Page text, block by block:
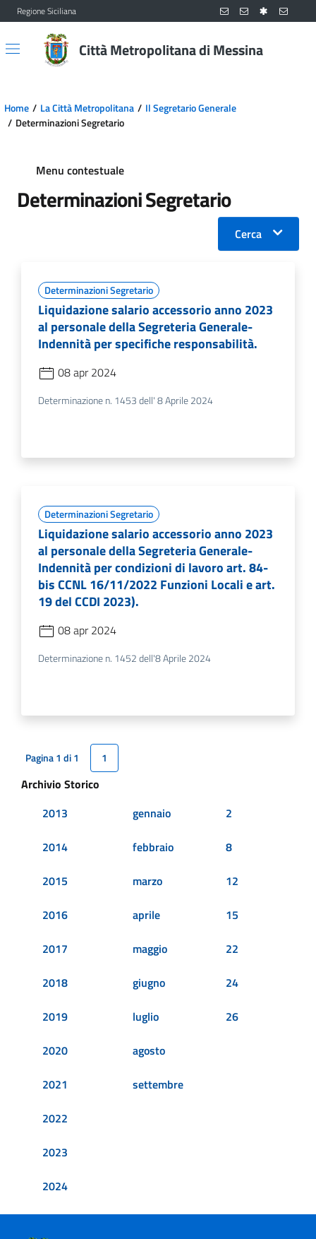
Vai al contenuto principale
Vai al menu principale
Regione Siciliana
Città Metropolitana di Messina
Home La Città Metropolitana
Il Segretario Generale
Determinazioni Segretario
Menu contestuale
Determinazioni Segretario
Cerca
Determinazioni Segretario
Liquidazione salario accessorio anno 2023
al personale della Segreteria Generale-
Indennità per specifiche responsabilità.
08 apr 2024
Determinazione n. 1453 dell' 8 Aprile 2024
Determinazioni Segretario
Liquidazione salario accessorio anno 2023
al personale della Segreteria Generale-
Indennità per condizioni di lavoro art. 84-
bis CCNL 16/11/2022 Funzioni Locali e art.
19 del CCDI 2023).
08 apr 2024
Determinazione n. 1452 dell'8 Aprile 2024
Pagina 1 di 1 1
Archivio Storico
2013
2014
2015
2016
2017
2018
2019
2020
2021
2022
2023
2024
gennaio
febbraio
marzo
aprile
maggio
giugno
luglio
agosto
settembre
2
8
12
15
22
24
26